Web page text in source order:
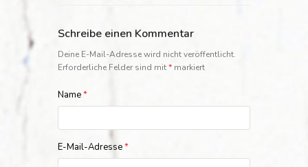
Schreibe einen Kommentar
Deine E-Mail-Adresse wird nicht veröffentlicht.
Erforderliche Felder sind mit* markiert
Name*
E-Mail-Adresse*